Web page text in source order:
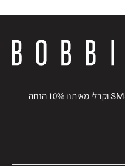
הרשמי לקבלת עדכונים במייל ובהודעות SMS וקבלי מאיתנו 10% הנחה